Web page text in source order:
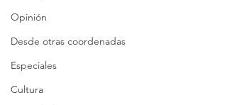
Opinión
Desde otras coordenadas
Especiales
Cultura